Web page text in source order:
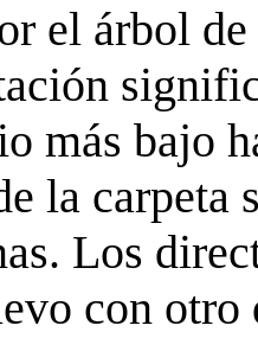
el árbol
más bajo
la carpeta
Los
con